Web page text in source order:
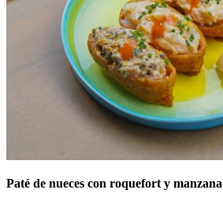
Paté de nueces con roquefort y manzana